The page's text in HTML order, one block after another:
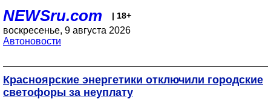
NEWSru.com | 18+
воскресенье, 9 августа 2026
Автоновости
Красноярские энергетики отключили городские
светофоры за неуплату